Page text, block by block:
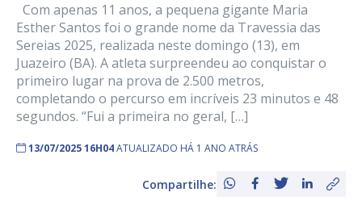
Com apenas 11 anos, a pequena gigante Maria
Esther Santos foi o grande nome da Travessia das
Sereias 2025, realizada neste domingo (13), em
Juazeiro (BA). A atleta surpreendeu ao conquistar o
primeiro lugar na prova de 2.500 metros,
completando o percurso em incríveis 23 minutos e 48
segundos. “Fui a primeira no geral, […]
13/07/2025 16H04ATUALIZADO HÁ 1 ANO ATRÁS
Compartilhe: